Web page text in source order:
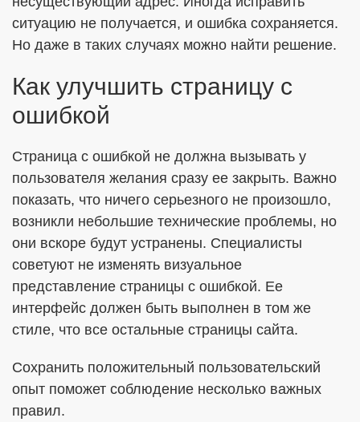
ситуацию не получается, и ошибка сохраняется.
Но даже в таких случаях можно найти решение.
Как улучшить страницу с
ошибкой
Страница с ошибкой не должна вызывать у
пользователя желания сразу ее закрыть. Важно
показать, что ничего серьезного не произошло,
возникли небольшие технические проблемы, но
они вскоре будут устранены. Специалисты
советуют не изменять визуальное
представление страницы с ошибкой. Ее
интерфейс должен быть выполнен в том же
стиле, что все остальные страницы сайта.
Сохранить положительный пользовательский
опыт поможет соблюдение несколько важных
правил.